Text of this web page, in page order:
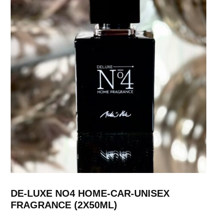
DE-LUXE NO4 HOME-CAR-UNISEX
FRAGRANCE (2X50ML)